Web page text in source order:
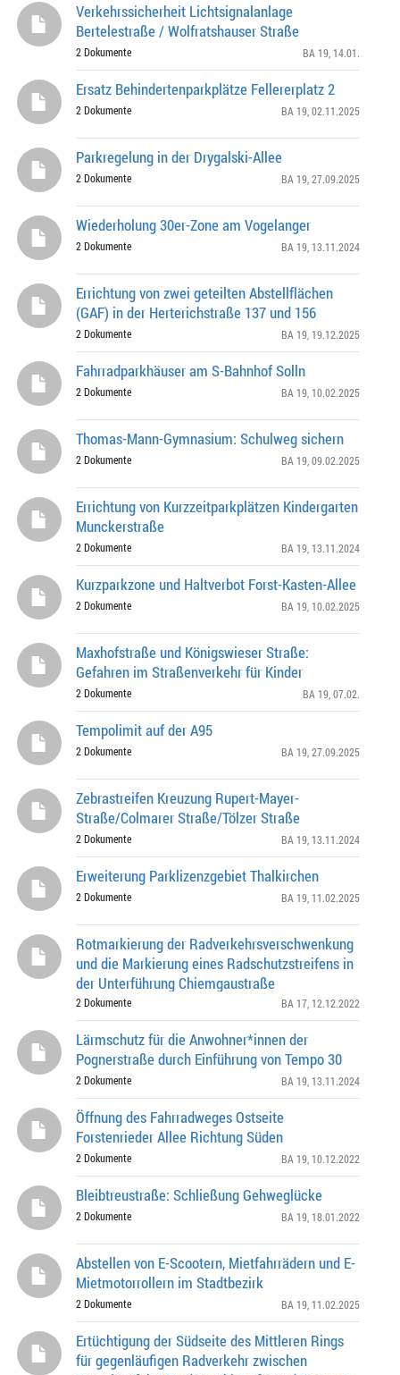
Verkehrssicherheit Lichtsignalanlage
Bertelestraße / Wolfratshauser Straße
2 Dokumente BA 19 , 14.01.
Ersatz Behindertenparkplätze Fellererplatz 2
2 Dokumente BA 19 , 02.11.2025
Parkregelung in der Drygalski-Allee
2 Dokumente BA 19 , 27.09.2025
Wiederholung 30er-Zone am Vogelanger
2 Dokumente BA 19 , 13.11.2024
Errichtung von zwei geteilten Abstellflächen
(GAF) in der Herterichstraße 137 und 156
2 Dokumente BA 19 , 19.12.2025
Fahrradparkhäuser am S-Bahnhof Solln
2 Dokumente BA 19 , 10.02.2025
Thomas-Mann-Gymnasium: Schulweg sichern
2 Dokumente BA 19 , 09.02.2025
Errichtung von Kurzzeitparkplätzen Kindergarten
Munckerstraße
2 Dokumente BA 19 , 13.11.2024
Kurzparkzone und Haltverbot Forst-Kasten-Allee
2 Dokumente BA 19 , 10.02.2025
Maxhofstraße und Königswieser Straße:
Gefahren im Straßenverkehr für Kinder
2 Dokumente BA 19 , 07.02.
Tempolimit auf der A95
2 Dokumente BA 19 , 27.09.2025
Zebrastreifen Kreuzung Rupert-Mayer-
Straße/Colmarer Straße/Tölzer Straße
2 Dokumente BA 19 , 13.11.2024
Erweiterung Parklizenzgebiet Thalkirchen
2 Dokumente BA 19 , 11.02.2025
Rotmarkierung der Radverkehrsverschwenkung
und die Markierung eines Radschutzstreifens in
der Unterführung Chiemgaustraße
2 Dokumente BA 17 , 12.12.2022
Lärmschutz für die Anwohner*innen der
Pognerstraße durch Einführung von Tempo 30
2 Dokumente BA 19 , 13.11.2024
Öffnung des Fahrradweges Ostseite
Forstenrieder Allee Richtung Süden
2 Dokumente BA 19 , 10.12.2022
Bleibtreustraße: Schließung Gehweglücke
2 Dokumente BA 19 , 18.01.2022
Abstellen von E-Scootern, Mietfahrrädern und E-
Mietmotorrollern im Stadtbezirk
2 Dokumente BA 19 , 11.02.2025
Ertüchtigung der Südseite des Mittleren Rings
für gegenläufigen Radverkehr zwischen